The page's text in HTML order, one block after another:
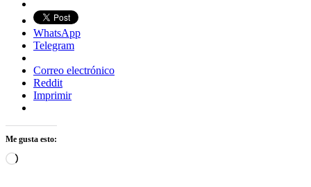
WhatsApp
Telegram
Correo electrónico
Reddit
Imprimir
Me gusta esto:
Cargando...